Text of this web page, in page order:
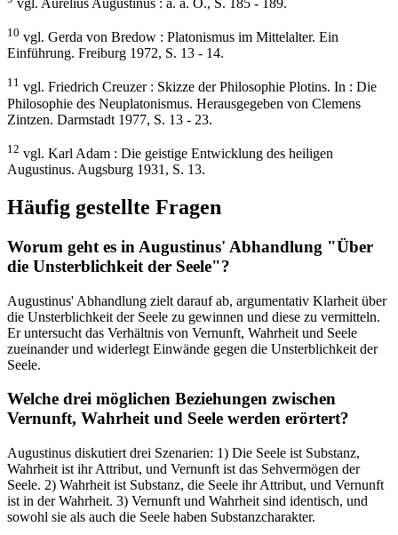
vgl. Aurelius Augustinus : a. a. O., S. 185 - 189.
10 vgl. Gerda von Bredow : Platonismus im Mittelalter. Ein
Einführung. Freiburg 1972, S. 13 - 14.
11 vgl. Friedrich Creuzer : Skizze der Philosophie Plotins. In : Die
Philosophie des Neuplatonismus. Herausgegeben von Clemens
Zintzen. Darmstadt 1977, S. 13 - 23.
12 vgl. Karl Adam : Die geistige Entwicklung des heiligen
Augustinus. Augsburg 1931, S. 13.
Häufig gestellte Fragen
Worum geht es in Augustinus' Abhandlung "Über
die Unsterblichkeit der Seele"?
Augustinus' Abhandlung zielt darauf ab, argumentativ Klarheit über
die Unsterblichkeit der Seele zu gewinnen und diese zu vermitteln.
Er untersucht das Verhältnis von Vernunft, Wahrheit und Seele
zueinander und widerlegt Einwände gegen die Unsterblichkeit der
Seele.
Welche drei möglichen Beziehungen zwischen
Vernunft, Wahrheit und Seele werden erörtert?
Augustinus diskutiert drei Szenarien: 1) Die Seele ist Substanz,
Wahrheit ist ihr Attribut, und Vernunft ist das Sehvermögen der
Seele. 2) Wahrheit ist Substanz, die Seele ihr Attribut, und Vernunft
ist in der Wahrheit. 3) Vernunft und Wahrheit sind identisch, und
sowohl sie als auch die Seele haben Substanzcharakter.